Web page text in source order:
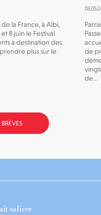
la France, à Albi,
8 juin le Festival
à destination des
plus sur le
de
de...
saliver